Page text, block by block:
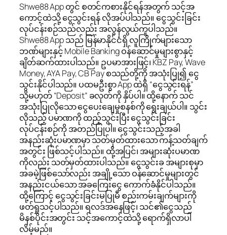
Shwe88 App တွင် စတင်ကစားနိုင်ရန်အတွက် သင့်အ
ကောင့်ထဲသို့ ငွေသွင်းရန် လိုအပ်ပါသည်။ ငွေသွင်းခြင်း
လုပ်ငန်းစဉ်သည်လည်း အလွန်လွယ်ကူပါသည်။
Shwe88 App သည် မြန်မာနိုင်ငံရှိ လူကြိုက်များသော
ဘဏ်များနှင့် Mobile Banking ဝန်ဆောင်မှုများစွာနှင့်
ချိတ်ဆက်ထားပါသည်။ ဥပမာအားဖြင့်၊ KBZ Pay, Wave
Money, AYA Pay, CB Pay စသည်တို့ကို အသုံးပြု၍ ငွေ
သွင်းနိုင်ပါသည်။ ပထမဦးစွာ App ထဲရှိ “ငွေသွင်းရန်”
သို့မဟုတ် “Deposit” ခလုတ်ကို နှိပ်ပါ။ ထို့နောက် သင်
အသုံးပြုလိုသော ငွေပေးချေမှုစနစ်ကို ရွေးချယ်ပါ။ သွင်း
လိုသည့် ပမာဏကို ထည့်သွင်းပြီး ငွေသွင်းခြင်း
လုပ်ငန်းစဉ်ကို အတည်ပြုပါ။ ငွေသွင်းသည့်အခါ
အနည်းဆုံးပမာဏမှာ သတ်မှတ်ထားသော ကန့်သတ်ချက်
အတွင်း ဖြစ်သင့်ပါသည်။ ထို့အပြင်၊ အများဆုံးပမာဏ
ကိုလည်း သတ်မှတ်ထားပါသည်။ ငွေသွင်းခ အများစုမှာ
အခမဲ့ဖြစ်သော်လည်း အချို့သော ဝန်ဆောင်မှုများတွင်
အနည်းငယ်သော အခကြေးငွေ ကောက်ခံနိုင်ပါသည်။
ထို့ကြောင့် ငွေသွင်းခြင်းမပြုမီ စည်းကမ်းချက်များကို
ဖတ်ရှုသင့်ပါသည်။ ရလဒ်အနေဖြင့်၊ သင်၏ငွေသည်
မိနစ်ပိုင်းအတွင်း သင့်အကောင့်ထဲသို့ ရောက်ရှိလာပါ
လိမ့်မည်။